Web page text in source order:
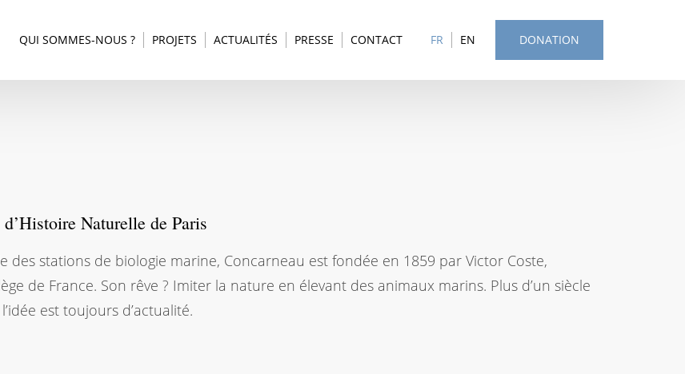
DONATION
FR EN
QUI SOMMES-NOUS ? PROJETS ACTUALITÉS PRESSE CONTACT
Naturelle de Paris
des stations de biologie marine, Concarneau est fondée en 1859 par Victor Coste,
de France. Son rêve ? Imiter la nature en élevant des animaux marins. Plus d’un siècle
est toujours d’actualité.